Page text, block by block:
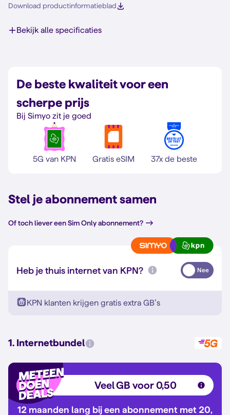
Download productinformatieblad
Bekijk alle specificaties
De beste kwaliteit voor een
scherpe prijs
Bij Simyo zit je goed
5G van KPN Gratis eSIM 37x de beste
Stel je abonnement samen
Of toch liever een Sim Only abonnement?
Heb je thuis internet van KPN? Nee
KPN klanten krijgen gratis extra GB’s
1. Internetbundel
Veel GB voor 0,50
12 maanden lang bij een abonnement met 20,